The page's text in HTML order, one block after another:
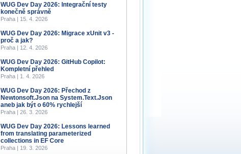
WUG Dev Day 2026: Integrační testy
konečně správně
Praha | 15. 4. 2026
WUG Dev Day 2026: Migrace xUnit v3 -
proč a jak?
Praha | 12. 4. 2026
WUG Dev Day 2026: GitHub Copilot:
Kompletní přehled
Praha | 1. 4. 2026
WUG Dev Day 2026: Přechod z
Newtonsoft.Json na System.Text.Json
aneb jak být o 60% rychlejší
Praha | 26. 3. 2026
WUG Dev Day 2026: Lessons learned
from translating parameterized
collections in EF Core
Praha | 19. 3. 2026